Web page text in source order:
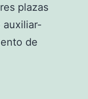
plazas
auxiliar-
de